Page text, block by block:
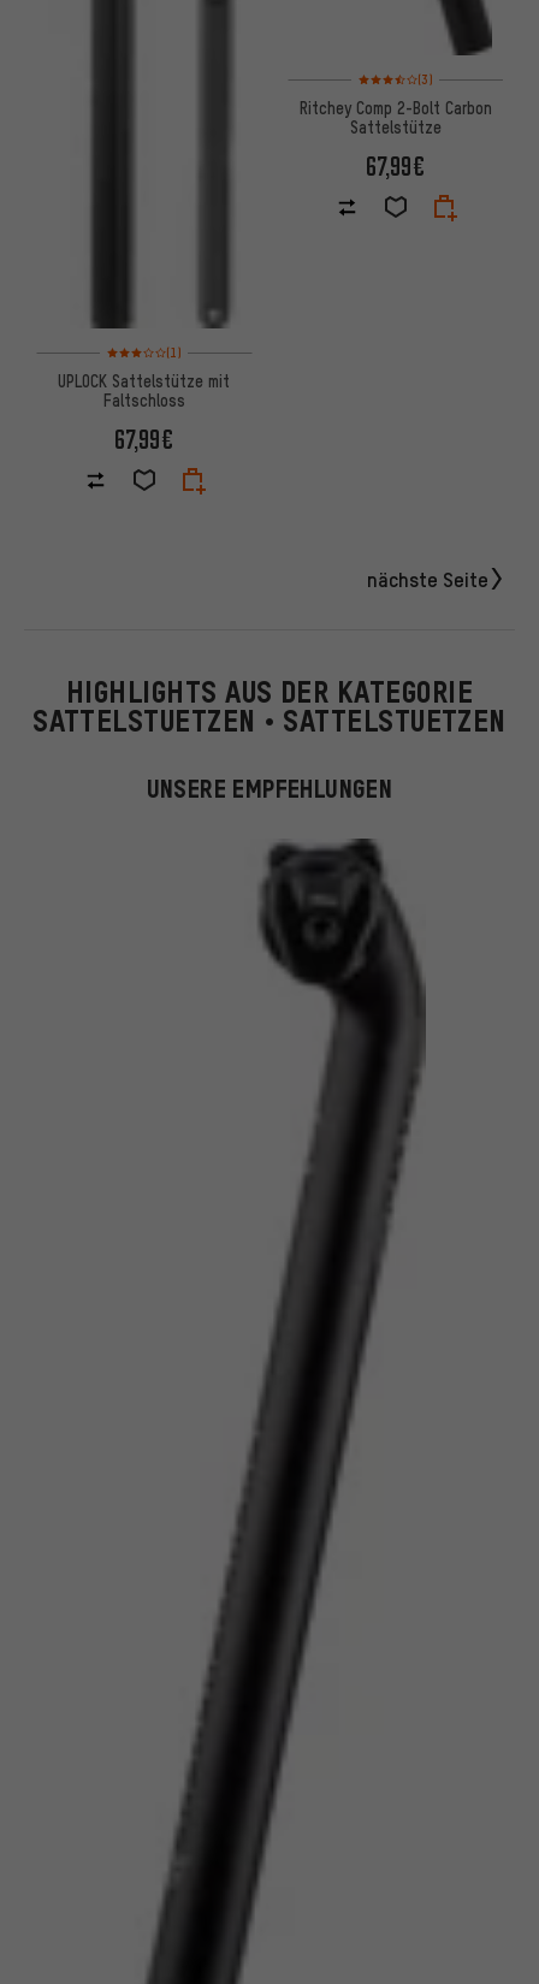
Bewertungen: 3 von 5 basierend auf 1 Bewertungen
(1)
UPLOCK Sattelstütze mit
Faltschloss
67,99€
Bewertungen: 3,5 von 5
(3)
Ritchey Comp 2-Bolt Carbon
Sattelstütze
67,99€
nächste Seite
HIGHLIGHTS AUS DER KATEGORIE
SATTELSTUETZEN • SATTELSTUETZEN
UNSERE EMPFEHLUNGEN